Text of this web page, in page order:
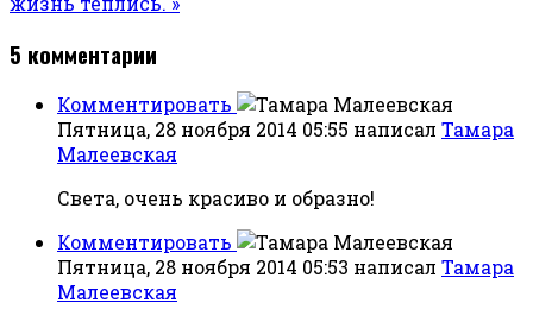
5 комментарии
Комментировать
Пятница, 28 ноября 2014 05:55 написал Тамара
Малеевская
Света, очень красиво и образно!
Комментировать
Пятница, 28 ноября 2014 05:53 написал Тамара
Малеевская